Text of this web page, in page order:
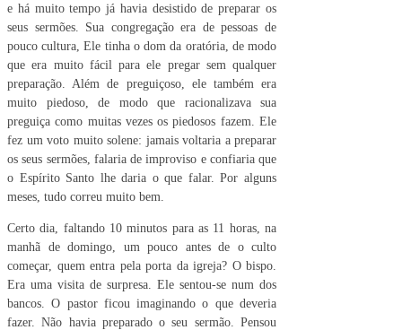
e há muito tempo já havia desistido de preparar os
seus sermões. Sua congregação era de pessoas de
pouco cultura, Ele tinha o dom da oratória, de modo
que era muito fácil para ele pregar sem qualquer
preparação. Além de preguiçoso, ele também era
muito piedoso, de modo que racionalizava sua
preguiça como muitas vezes os piedosos fazem. Ele
fez um voto muito solene: jamais voltaria a preparar
os seus sermões, falaria de improviso e confiaria que
o Espírito Santo lhe daria o que falar. Por alguns
meses, tudo correu muito bem.
Certo dia, faltando 10 minutos para as 11 horas, na
manhã de domingo, um pouco antes de o culto
começar, quem entra pela porta da igreja? O bispo.
Era uma visita de surpresa. Ele sentou-se num dos
bancos. O pastor ficou imaginando o que deveria
fazer. Não havia preparado o seu sermão. Pensou